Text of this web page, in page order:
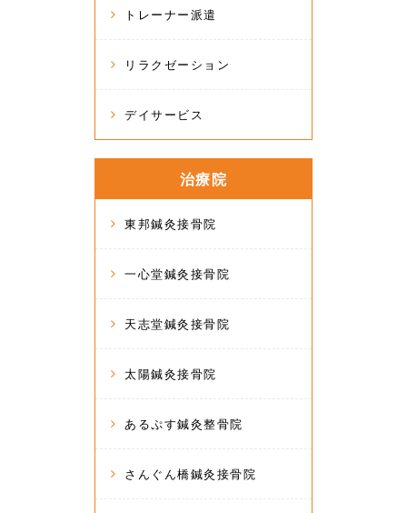
トレーナー派遣
リラクゼーション
デイサービス
治療院
東邦鍼灸接骨院
一心堂鍼灸接骨院
天志堂鍼灸接骨院
太陽鍼灸接骨院
あるぷす鍼灸整骨院
さんぐん橋鍼灸接骨院